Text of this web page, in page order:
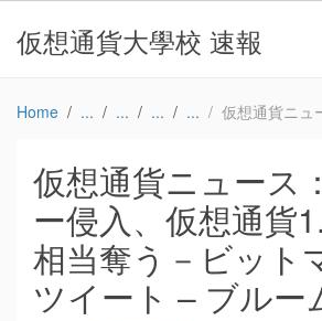
仮想通貨大學校 速報
Home 仮想通貨ニュース：ハッカー侵入、仮想通貨1.5億ドル相当奪う－ビットマートがツイ
仮想通貨ニュース
ー侵入、仮想通貨
相当奪う－ビット
ツイート – ブルー